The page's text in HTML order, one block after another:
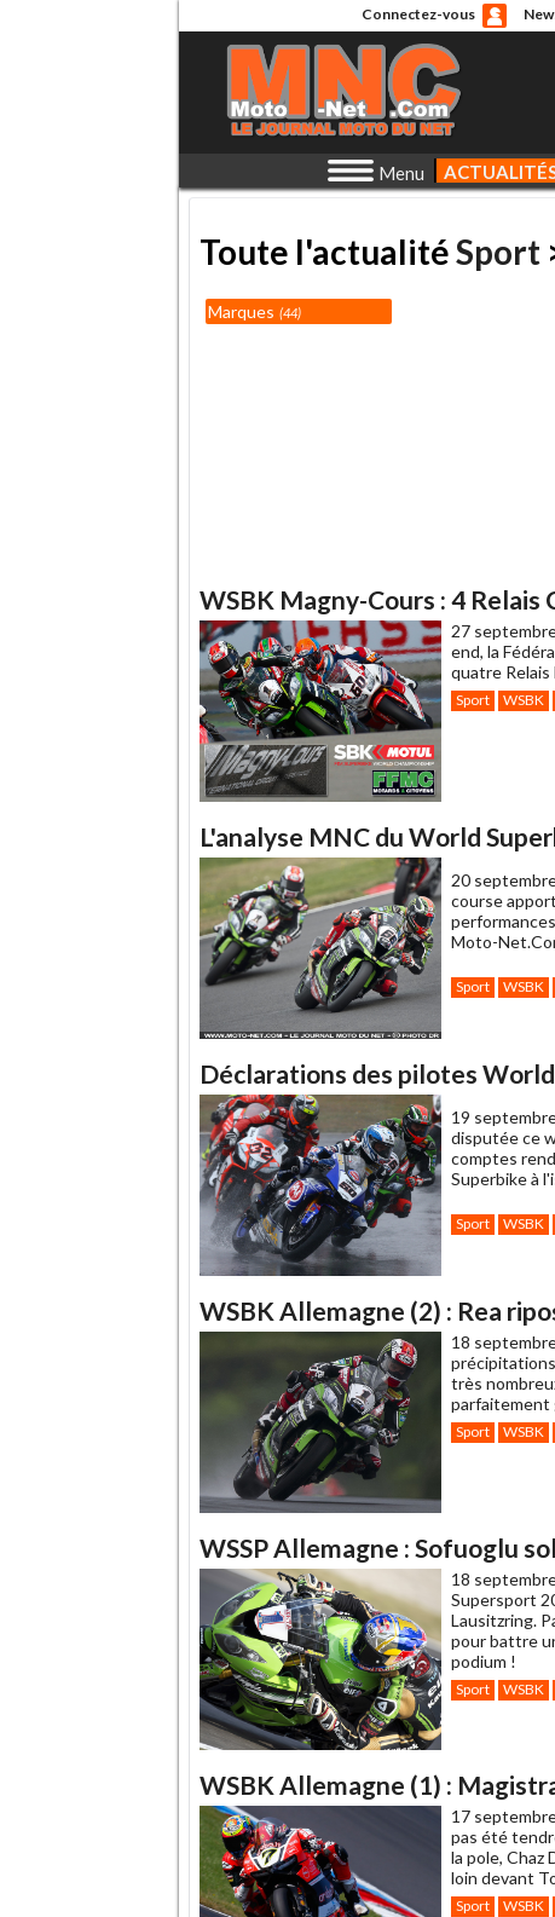
Connectez-vous
Menu
Toute l'actualitéSport
Marques 44
WSBK Magny-Cours : 4 Relais
27
end, la
quatre
Sport WSBK
L'analyse MNC du World
20
course
Moto-
Sport WSBK
Déclarations des pilotes
19
disputée ce
comptes
Superbike à
Sport WSBK
WSBK Allemagne (2) : Rea
18
très
parfaitement
Sport WSBK
WSSP Allemagne : Sofuoglu
18
Supersport
Lausitzring.
pour battre
podium !
Sport WSBK
WSBK Allemagne (1) :
17
pas été
la pole, Chaz
loin devant
Sport WSBK